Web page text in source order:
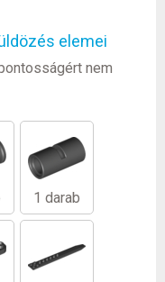
elemei
nem
1 darab